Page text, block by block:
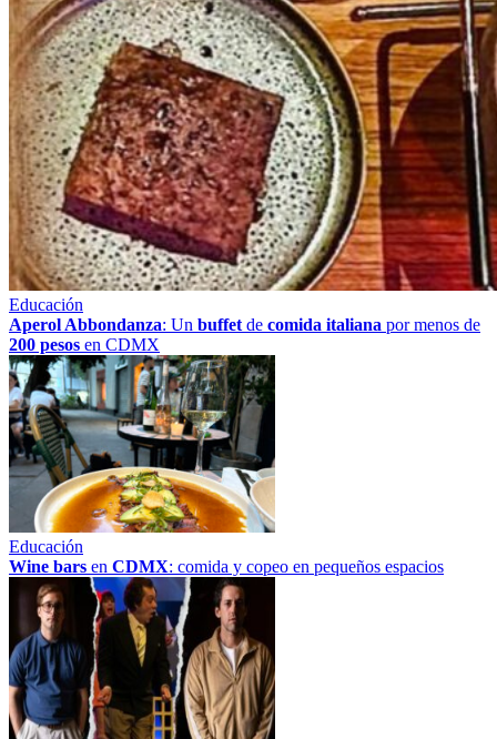
Educación
Aperol Abbondanza: Un buffet de comida italiana por menos de
200 pesos en CDMX
Educación
Wine bars en CDMX: comida y copeo en pequeños espacios